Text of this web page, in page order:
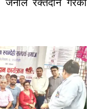
जनाले रक्तदान गरेको